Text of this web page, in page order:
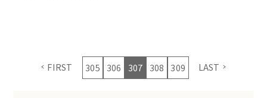
FIRST 305 306 307 308 309 LAST